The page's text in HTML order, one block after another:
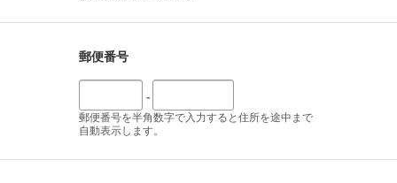
郵便番号
-
郵便番号を半角数字で入力すると住所を途中まで
自動表示します。